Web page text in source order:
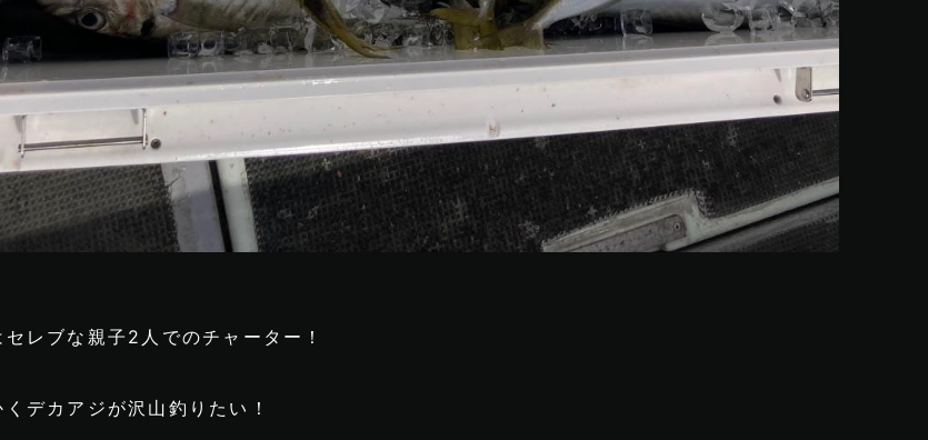
セレブな親子2人でのチャーター！
くデカアジが沢山釣りたい！